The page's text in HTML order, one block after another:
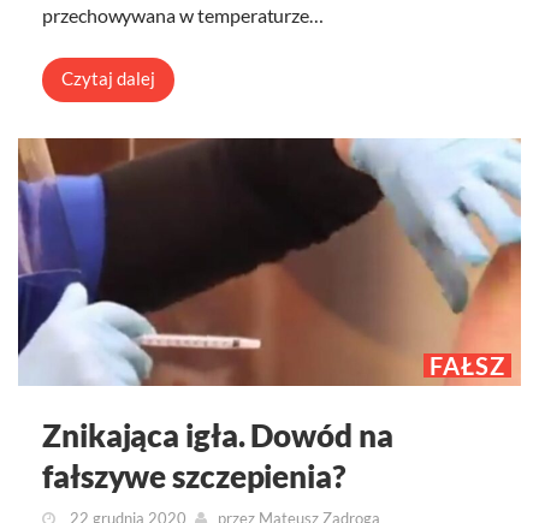
przechowywana w temperaturze…
Czytaj dalej
FAŁSZ
Znikająca igła. Dowód na
fałszywe szczepienia?
22 grudnia 2020 przez Mateusz Zadroga